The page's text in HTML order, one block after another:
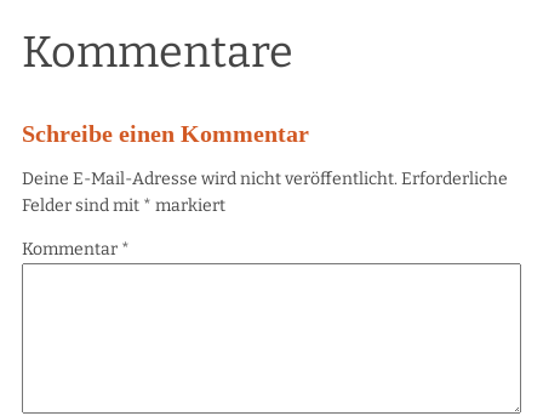
Kommentare
Schreibe einen Kommentar
Deine E-Mail-Adresse wird nicht veröffentlicht. Erforderliche
Felder sind mit * markiert
Kommentar *